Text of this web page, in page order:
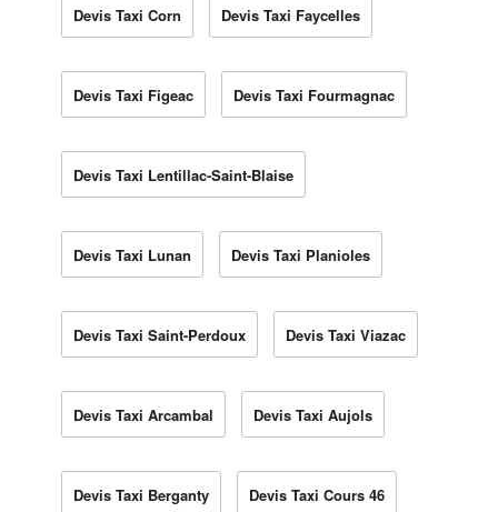
Devis Taxi Corn Devis Taxi Faycelles
Devis Taxi Figeac Devis Taxi Fourmagnac
Devis Taxi Lentillac-Saint-Blaise
Devis Taxi Lunan Devis Taxi Planioles
Devis Taxi Saint-Perdoux Devis Taxi Viazac
Devis Taxi Arcambal Devis Taxi Aujols
Devis Taxi Berganty Devis Taxi Cours 46